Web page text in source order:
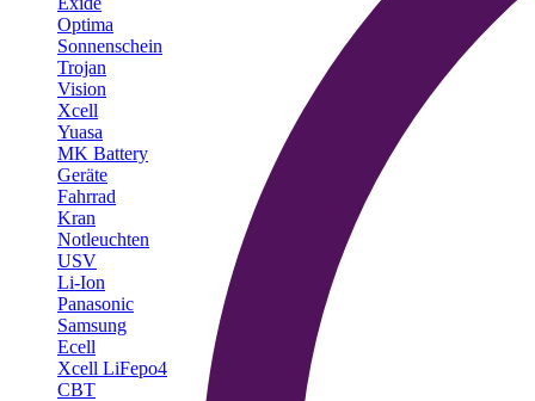
Optima
Sonnenschein
Trojan
Vision
Xcell
Yuasa
MK Battery
Geräte
Fahrrad
Kran
Notleuchten
USV
Li-Ion
Panasonic
Samsung
Ecell
Xcell LiFepo4
CBT